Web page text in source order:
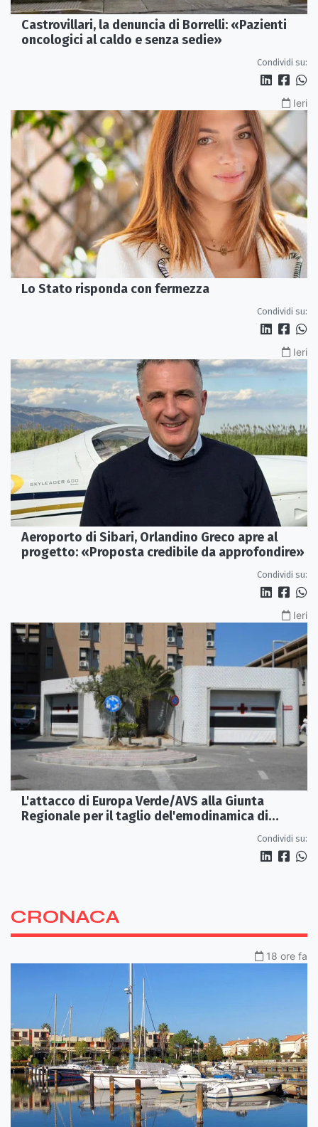
Castrovillari, la denuncia di Borrelli: «Pazienti
oncologici al caldo e senza sedie»
Condividi su:
Ieri
Lo Stato risponda con fermezza
Condividi su:
Ieri
Aeroporto di Sibari, Orlandino Greco apre al
progetto: «Proposta credibile da approfondire»
Condividi su:
Ieri
L'attacco di Europa Verde/AVS alla Giunta
Regionale per il taglio del'emodinamica di
Condividi su:
CRONACA
18 ore fa